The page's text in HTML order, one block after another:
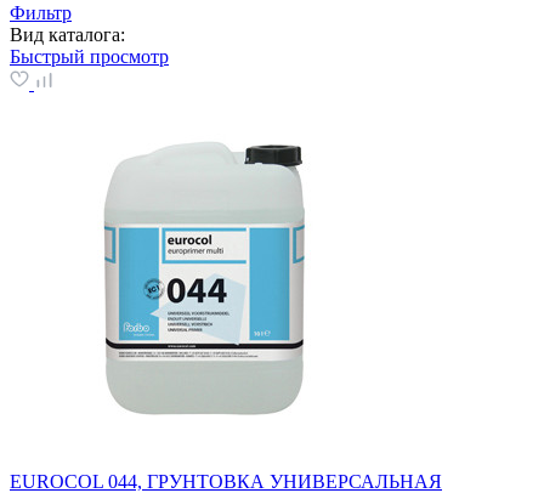
Фильтр
Вид каталога:
Быстрый просмотр
EUROCOL 044, ГРУНТОВКА УНИВЕРСАЛЬНАЯ